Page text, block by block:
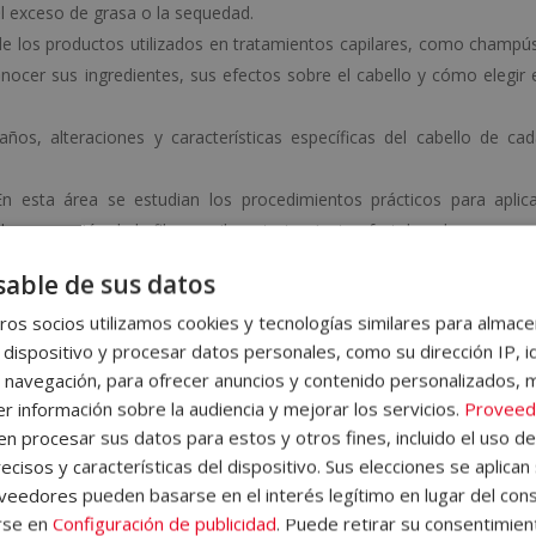
de grasa o la sequedad.
los productos utilizados en tratamientos capilares, como
sus ingredientes, sus efectos sobre el cabello y cómo elegir
alteraciones y características específicas del cabello de
esta área se estudian los procedimientos prácticos para
reparación de la fibra capilar o tratamientos fortalecedores.
Capilar e Implantología?
el cabello: es formarte para trabajar en un sector en
y el bienestar emocional del cliente son clave. A lo largo
la tricología,cómo abordar trastornos capilares, el uso
como la micropigmentación o la mesoterapia capilar.
en la gestión profesional , el marketing en estética capilar,
de sus datos
socios utilizamos cookies y tecnologías similares para
dispositivo y procesar datos personales, como su dirección IP,
para ofrecer anuncios y contenido personalizados,
información sobre la audiencia y mejorar los servicios.
procesar sus datos para estos y otros fines, incluido el uso
y características del dispositivo. Sus elecciones se
pueden basarse en el interés legítimo en lugar del
en Configuración de publicidad. Puede retirar su